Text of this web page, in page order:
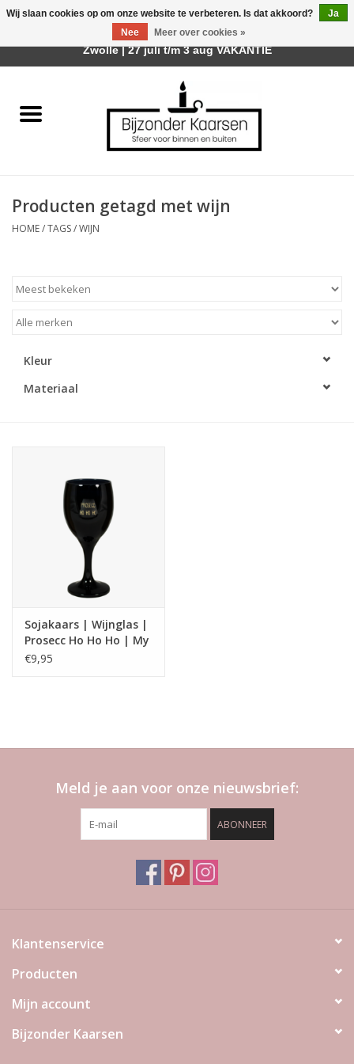
Räder Design Stories
Geurkaarsen
LED Kaarsen
Relatiegeschenken & Bedankjes
Huisparfums
Merken
Producten getagd met wijn
HOME/TAGS/WIJN
Kleur
Materiaal
Sojakaars | Wijnglas |
Prosecc Ho Ho Ho | My
Flame
€9,95
Meld je aan voor onze nieuwsbrief:
ABONNEER
Klantenservice
Producten
Mijn account
Bijzonder Kaarsen
Wij slaan cookies op om onze website te verbeteren. Is dat akkoord?
Ja
Nee
Meer over cookies »
Afhalen is mogelijk bij mijn winkel Trotz | Belvederelaan 107
Zwolle | 27 juli t/m 3 aug VAKANTIE